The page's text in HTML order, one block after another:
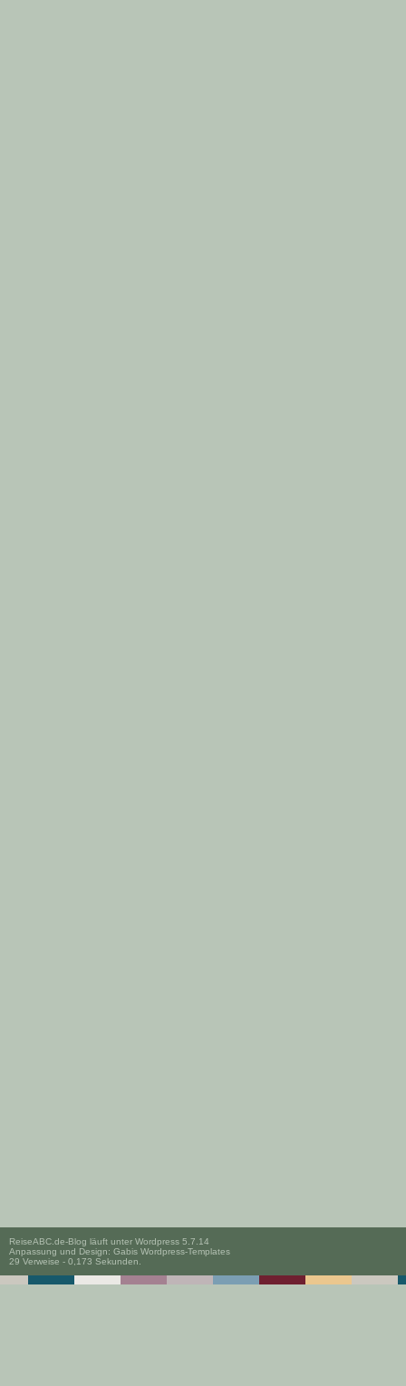
ReiseABC.de-Blog läuft unter Wordpress 5.7.14
Anpassung und Design: Gabis Wordpress-Templates
29 Verweise - 0,173 Sekunden.